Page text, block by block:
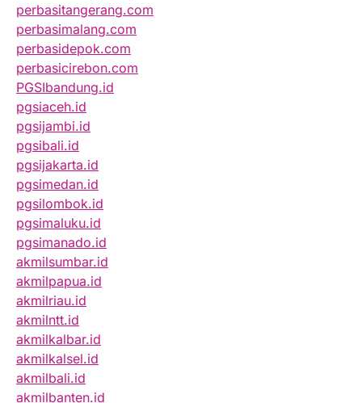
perbasitangerang.com
perbasimalang.com
perbasidepok.com
perbasicirebon.com
PGSIbandung.id
pgsiaceh.id
pgsijambi.id
pgsibali.id
pgsijakarta.id
pgsimedan.id
pgsilombok.id
pgsimaluku.id
pgsimanado.id
akmilsumbar.id
akmilpapua.id
akmilriau.id
akmilntt.id
akmilkalbar.id
akmilkalsel.id
akmilbali.id
akmilbanten.id